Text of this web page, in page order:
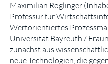
Maximilian Röglinger
Professur für
Wertorientiertes
Universität Bayreuth /
zunächst aus
neue Technologien, die